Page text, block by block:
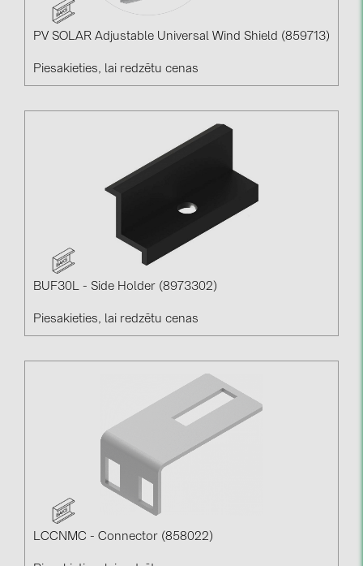
PV SOLAR Adjustable Universal Wind Shield (859713)
Piesakieties, lai redzētu cenas
BUF30L - Side Holder (8973302)
Piesakieties, lai redzētu cenas
LCCNMC - Connector (858022)